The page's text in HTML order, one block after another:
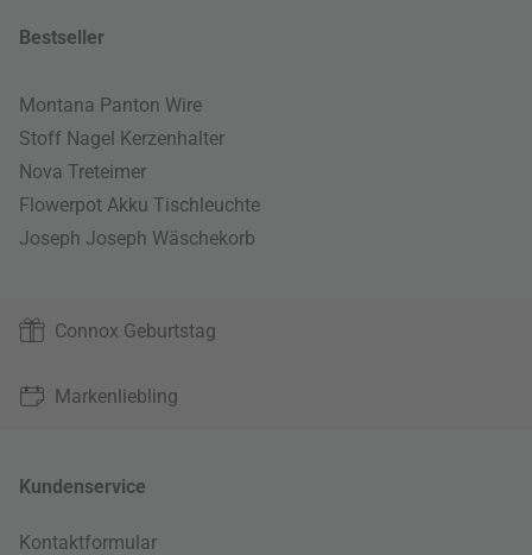
Bestseller
Montana Panton Wire
Stoff Nagel Kerzenhalter
Nova Treteimer
Flowerpot Akku Tischleuchte
Joseph Joseph Wäschekorb
Connox Geburtstag
Markenliebling
Kundenservice
Kontaktformular